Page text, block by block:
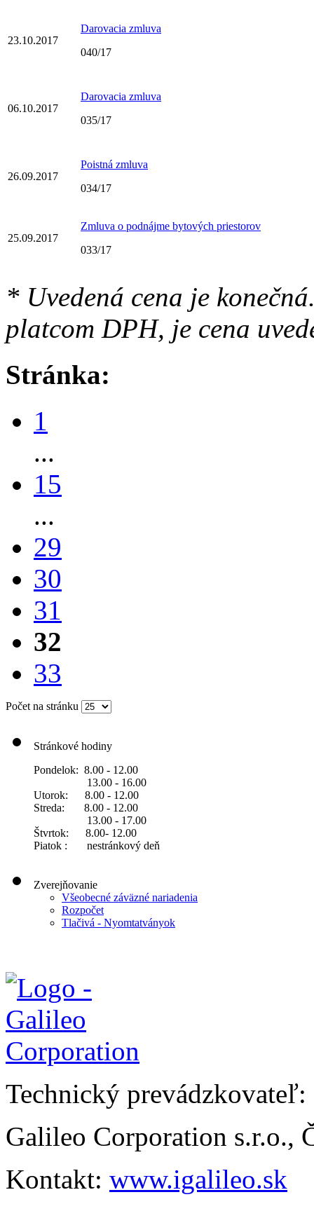
23.10.2017
Darovacia zmluva
040/17
06.10.2017
Darovacia zmluva
035/17
26.09.2017
Poistná zmluva
034/17
25.09.2017
Zmluva o podnájme bytových priestorov
033/17
* Uvedená cena je
platcom DPH, je cena
Stránka:
1
...
15
...
29
30
31
32
33
Počet na stránku
Stránkové hodiny
Pondelok: 8.00 - 12.00
13.00 - 16.00
Utorok: 8.00 - 12.00
Streda: 8.00 - 12.00
13.00 - 17.00
Štvrtok: 8.00- 12.00
Piatok : nestránkový deň
Zverejňovanie
Všeobecné záväzné nariadenia
Rozpočet
Tlačivá - Nyomtatványok
Technický prevádzkovateľ:
Galileo Corporation s.r.o.,
Kontakt: www.igalileo.sk